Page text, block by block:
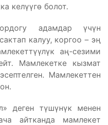
келүүгө болот.
адамдар үчүн
калуу, коргоо – эң
аң-сезими
Мамлекетке кызмат
Мамлекеттен
деген түшүнүк менен
айтканда мамлекет